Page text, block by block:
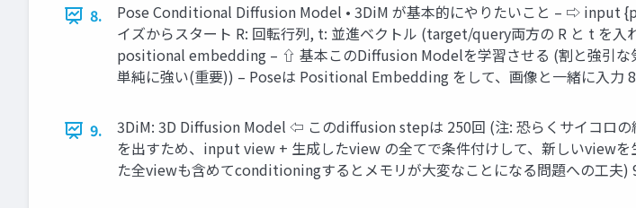
8.
Pose Conditional Diﬀusion Model • 3DiM が基本的にやりたいこと – ⇨ input
イズからスタート R: 回転行列, t: 並進ベクトル (target/query両方の R と t を
positional embedding – ⇧ 基本このDiffusion Modelを学習させる (割と強引
単純に強い(重要)) – Poseは Positional Embedding をして、画像と一緒に入力 8
9.
3DiM: 3D Diﬀusion Model ⇦ このdiffusion stepは 250回 (注: 恐らくサイコロの
を出すため、input view + 生成したview の全てで条件付けして、新しい
た全viewも含めてconditioningするとメモリが大変なことになる問題への工夫)